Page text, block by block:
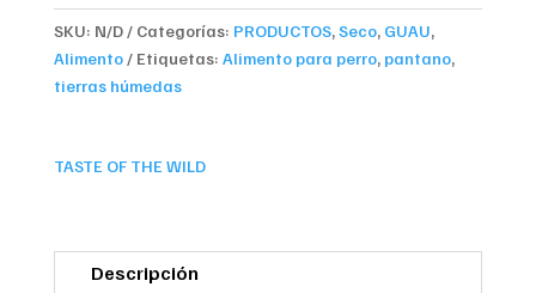
Pacific
Stream
cantidad
SKU: N/D Categorías: PRODUCTOS,Seco, GUAU,
Alimento
Etiquetas: Alimento para perro, pantano,
tierras húmedas
TASTE OF THE WILD
Descripción